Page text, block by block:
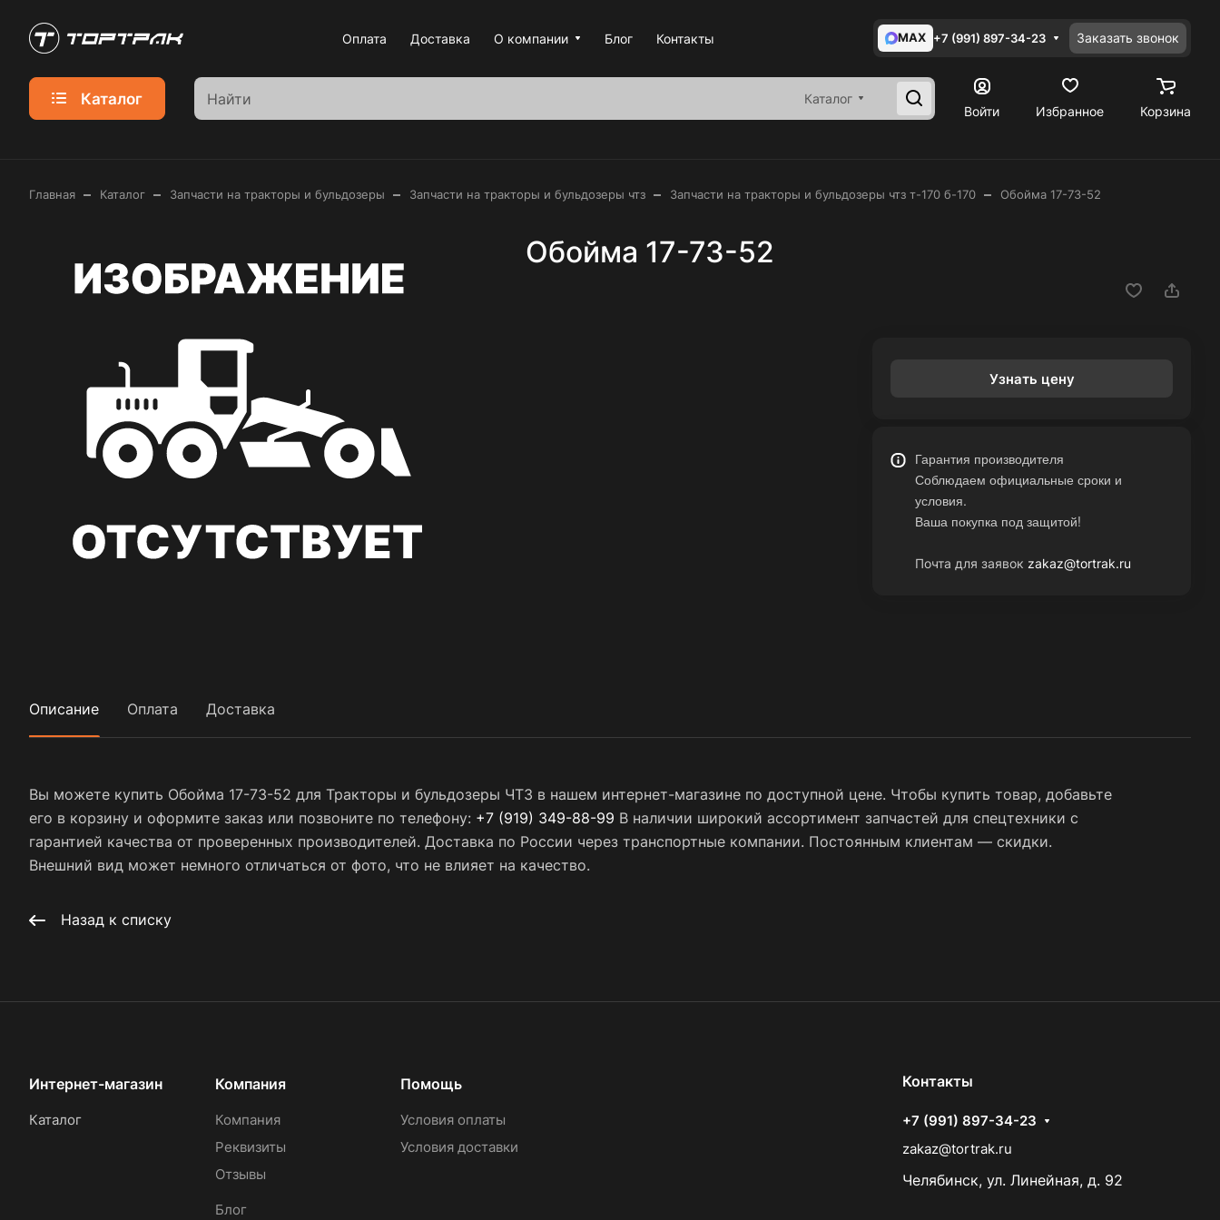
Оплата Доставка О компании Блог Контакты MAX +7 (991) 897-34-23 Заказать звонок
Каталог
Каталог
Войти
Избранное Корзина
Главная – Каталог – Запчасти на тракторы и бульдозеры – Запчасти на тракторы и бульдозеры чтз – Запчасти на тракторы и бульдозеры чтз т-170 б-170 – Обойма 17-73-52
Обойма 17-73-52
Узнать цену
Гарантия производителя
Соблюдаем официальные сроки и
условия.
Ваша покупка под защитой!
Почта для заявок zakaz@tortrak.ru
Описание Оплата Доставка
Вы можете купить Обойма 17-73-52 для Тракторы и бульдозеры ЧТЗ в нашем интернет-магазине по доступной цене. Чтобы купить товар, добавьте
его в корзину и оформите заказ или позвоните по телефону: +7 (919) 349-88-99 В наличии широкий ассортимент запчастей для спецтехники с
гарантией качества от проверенных производителей. Доставка по России через транспортные компании. Постоянным клиентам — скидки.
Внешний вид может немного отличаться от фото, что не влияет на качество.
Назад к списку
Интернет-магазин
Каталог
Компания
Компания
Реквизиты
Отзывы
Блог
Помощь
Условия оплаты
Условия доставки
Контакты
+7 (991) 897-34-23
zakaz@tortrak.ru
Челябинск, ул. Линейная, д. 92